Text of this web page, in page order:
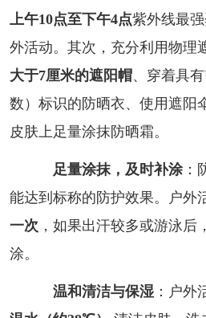
上午10点至下午4点紫外线最
外活动。其次，充分利用物理
大于7厘米的遮阳帽、穿着具
数）标识的防晒衣、使用遮阳
皮肤上足量涂抹防晒霜。
足量涂抹，及时补涂：
能达到标称的防护效果。户外
一次 ，如果出汗较多或游泳后
涂。
温和清洁与保湿：户外